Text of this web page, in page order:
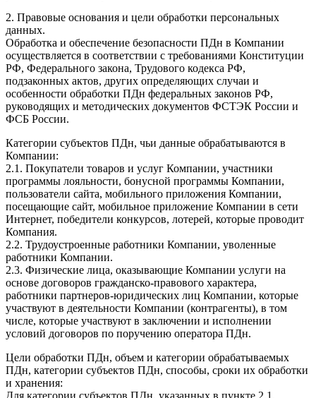
2. Правовые основания и цели обработки персональных
данных.
Обработка и обеспечение безопасности ПДн в Компании
осуществляется в соответствии с требованиями Конституции
РФ, Федерального закона, Трудового кодекса РФ,
подзаконных актов, других определяющих случаи и
особенности обработки ПДн федеральных законов РФ,
руководящих и методических документов ФСТЭК России и
ФСБ России.
Категории субъектов ПДн, чьи данные обрабатываются в
Компании:
2.1. Покупатели товаров и услуг Компании, участники
программы лояльности, бонусной программы Компании,
пользователи сайта, мобильного приложения Компании,
посещающие сайт, мобильное приложение Компании в сети
Интернет, победители конкурсов, лотерей, которые проводит
Компания.
2.2. Трудоустроенные работники Компании, уволенные
работники Компании.
2.3. Физические лица, оказывающие Компании услуги на
основе договоров гражданско-правового характера,
работники партнеров-юридических лиц Компании, которые
участвуют в деятельности Компании (контрагенты), в том
числе, которые участвуют в заключении и исполнении
условий договоров по поручению оператора ПДн.
Цели обработки ПДн, объем и категории обрабатываемых
ПДн, категории субъектов ПДн, способы, сроки их обработки
и хранения:
Для категории субъектов ПДн, указанных в пункте 2.1.